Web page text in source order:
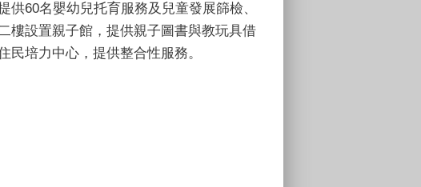
供60名嬰幼兒托育服務及兒童發展篩檢、
樓設置親子館，提供親子圖書與教玩具借
民培力中心，提供整合性服務。